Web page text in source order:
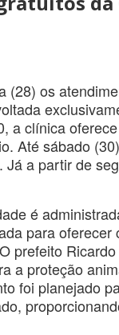
(28) os
a clínica
Até sábado
a partir de
é
para oferecer
prefeito
a proteção
foi planejado